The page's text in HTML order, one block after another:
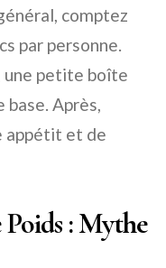
comptez
par personne.
une petite boîte
base. Après,
appétit et de
: Mythe